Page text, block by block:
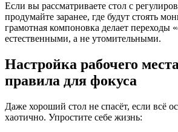
Если вы рассматриваете стол с
продумайте заранее, где будут стоять
грамотная компоновка делает переходы
естественными, а не утомительными.
Настройка рабочего
правила для фокуса
Даже хороший стол не спасёт, если всё
хаотично. Упростите себе жизнь: